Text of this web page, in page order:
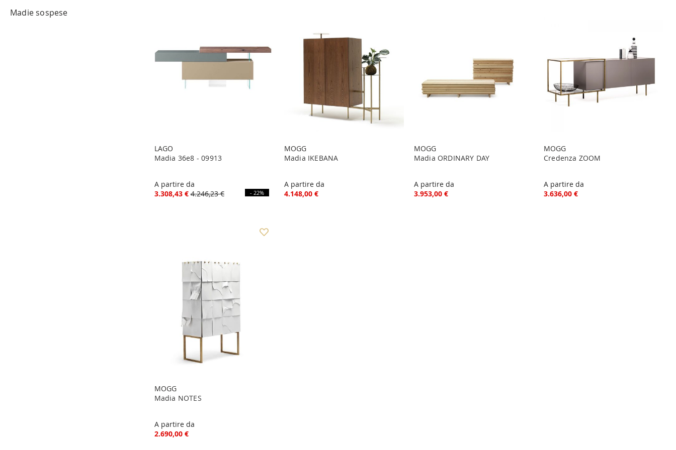
LAGO
Madia 36e8 - 09913
A partire da
3.308,43 € 4.246,23 € - 22%
MOGG
Madia IKEBANA
A partire da
4.148,00 €
MOGG
Madia ORDINARY DAY
A partire da
3.953,00 €
MOGG
Credenza ZOOM
A partire da
3.636,00 €
MOGG
Madia NOTES
A partire da
2.690,00 €
Madie sospese